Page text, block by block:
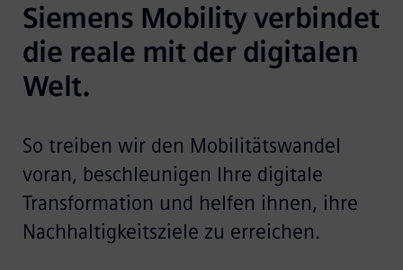
Siemens Mobility verbindet
die reale mit der digitalen
Welt.
So treiben wir den Mobilitätswandel
voran, beschleunigen Ihre digitale
Transformation und helfen ihnen, ihre
Nachhaltigkeitsziele zu erreichen.